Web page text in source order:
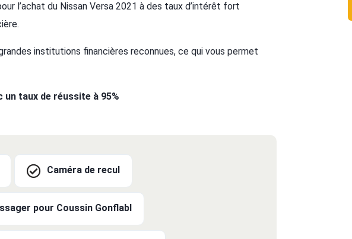
l’achat du Nissan Versa 2021 à des taux d’intérêt fort
institutions financières reconnues, ce qui vous permet
taux de réussite à 95%
Caméra de recul
pour Coussin Gonflabl